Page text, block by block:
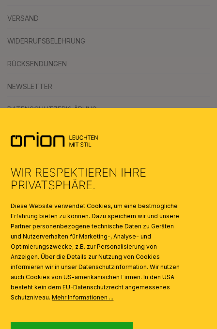
VERSAND
WIDERRUFSBELEHRUNG
RÜCKSENDUNGEN
NEWSLETTER
DATENSCHUTZERKLÄRUNG
KATALOGE
AI
WIR RESPEKTIEREN IHRE
PRIVATSPHÄRE.
Diese Website verwendet Cookies, um eine bestmögliche
Erfahrung bieten zu können. Dazu speichern wir und unsere
Partner personenbezogene technische Daten zu Geräten
und Nutzerverhalten für Marketing-, Analyse- und
Optimierungszwecke, z.B. zur Personalisierung von
Anzeigen. Über die Details zur Nutzung von Cookies
informieren wir in unser Datenschutzinformation. Wir nutzen
auch Cookies von US-amerikanischen Firmen. In den USA
besteht kein dem EU-Datenschutzrecht angemessenes
Schutzniveau.Mehr Informationen ...